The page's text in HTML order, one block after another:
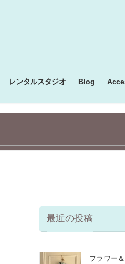
レンタルスタジオ Blog
最近の投稿
フラワー